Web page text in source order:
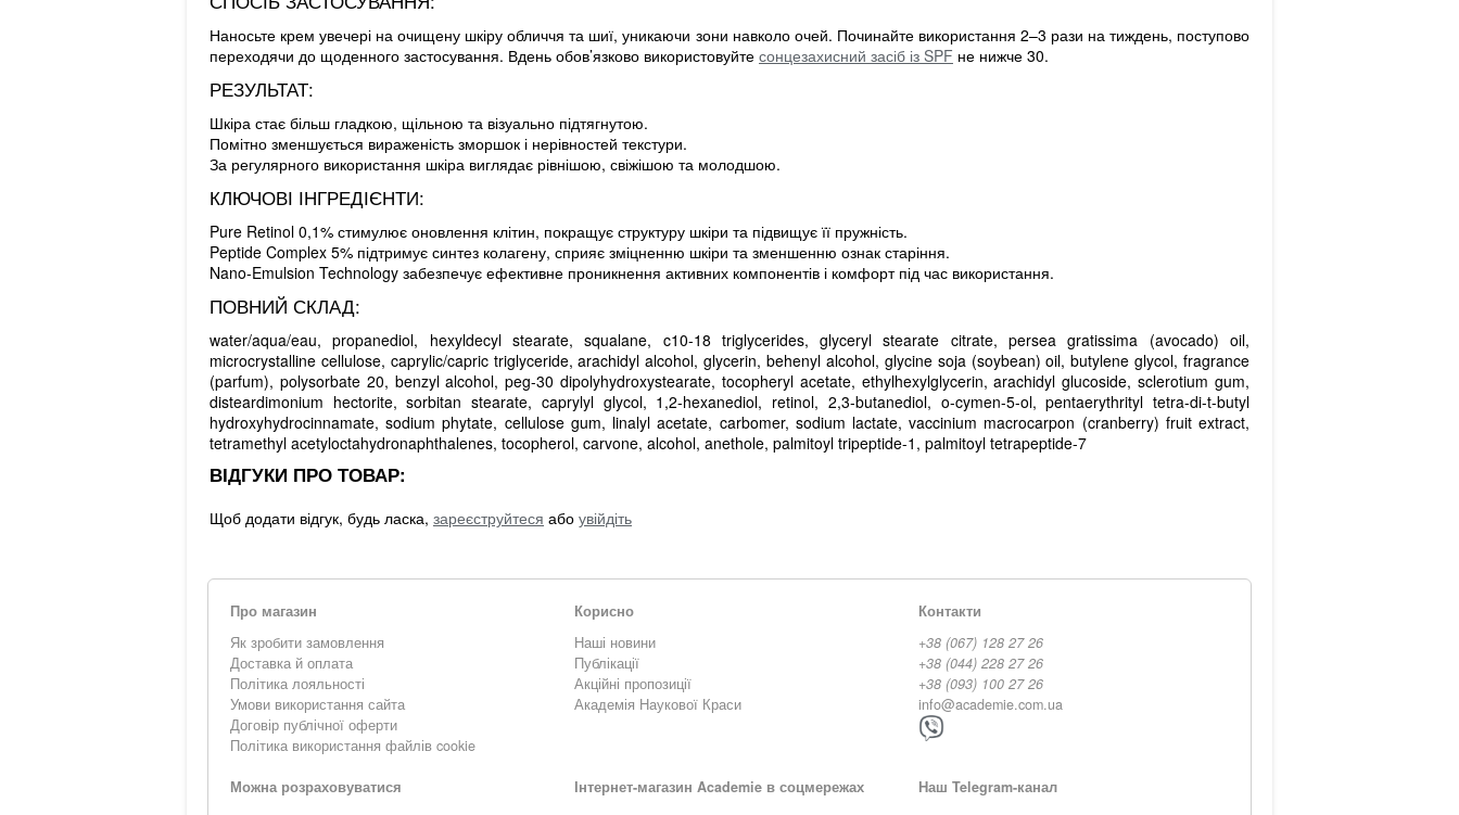
Наносьте крем увечері на очищену шкіру обличчя та шиї, уникаючи зони навколо очей. Починайте використання 2–3 рази на тиждень, поступово
переходячи до щоденного застосування. Вдень обов’язково використовуйте сонцезахисний засіб із SPF не нижче 30.
РЕЗУЛЬТАТ:
Шкіра стає більш гладкою, щільною та візуально підтягнутою.
Помітно зменшується вираженість зморшок і нерівностей текстури.
За регулярного використання шкіра виглядає рівнішою, свіжішою та молодшою.
КЛЮЧОВІ ІНГРЕДІЄНТИ:
Pure Retinol 0,1% стимулює оновлення клітин, покращує структуру шкіри та підвищує її пружність.
Peptide Complex 5% підтримує синтез колагену, сприяє зміцненню шкіри та зменшенню ознак старіння.
Nano-Emulsion Technology забезпечує ефективне проникнення активних компонентів і комфорт під час використання.
ПОВНИЙ СКЛАД:
water/aqua/eau, propanediol, hexyldecyl stearate, squalane, c10-18 triglycerides, glyceryl stearate citrate, persea gratissima (avocado) oil,
microcrystalline cellulose, caprylic/capric triglyceride, arachidyl alcohol, glycerin, behenyl alcohol, glycine soja (soybean) oil, butylene glycol, fragrance
(parfum), polysorbate 20, benzyl alcohol, peg-30 dipolyhydroxystearate, tocopheryl acetate, ethylhexylglycerin, arachidyl glucoside, sclerotium gum,
disteardimonium hectorite, sorbitan stearate, caprylyl glycol, 1,2-hexanediol, retinol, 2,3-butanediol, o-cymen-5-ol, pentaerythrityl tetra-di-t-butyl
hydroxyhydrocinnamate, sodium phytate, cellulose gum, linalyl acetate, carbomer, sodium lactate, vaccinium macrocarpon (cranberry) fruit extract,
tetramethyl acetyloctahydronaphthalenes, tocopherol, carvone, alcohol, anethole, palmitoyl tripeptide-1, palmitoyl tetrapeptide-7
ВІДГУКИ ПРО ТОВАР:
Щоб додати відгук, будь ласка, зареєструйтеся або увійдіть
Про магазин
Як зробити замовлення
Доставка й оплата
Політика лояльності
Умови використання сайта
Договір публічної оферти
Політика використання файлів cookie
Корисно
Наші новини
Публікації
Акційні пропозиції
Академія Наукової Краси
Контакти
+38 (067) 128 27 26
+38 (044) 228 27 26
+38 (093) 100 27 26
info@academie.com.ua
Можна розраховуватися Інтернет-магазин Academie в соцмережах Наш Telegram-канал